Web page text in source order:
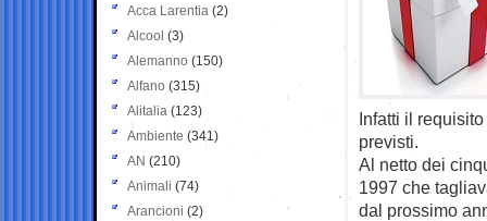
Infatti il
previsti.
Al netto dei
1997 che
dal prossimo
Acca Larentia (2)
Alcool (3)
Alemanno (150)
Alfano (315)
Alitalia (123)
Ambiente (341)
AN (210)
Animali (74)
Arancioni (2)